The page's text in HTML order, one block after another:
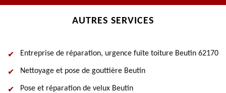
AUTRES SERVICES
Entreprise de réparation, urgence fuite toiture Beutin 62170
Nettoyage et pose de gouttière Beutin
Pose et réparation de velux Beutin